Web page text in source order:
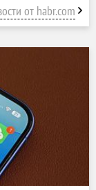
от habr.com